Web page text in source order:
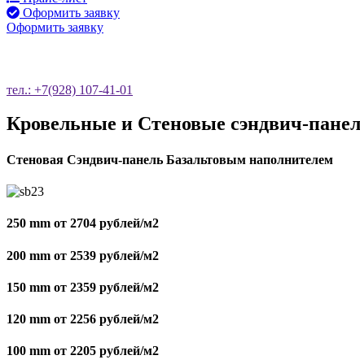
Оформить заявку
Оформить заявку
тел.: +7(928) 107-41-01
Кровельные и Стеновые сэндвич-
Стеновая Сэндвич-панель Базальтовым наполнителем
250 mm от 2704 рублей/м2
200 mm от 2539 рублей/м2
150 mm от 2359 рублей/м2
120 mm от 2256 рублей/м2
100 mm от 2205 рублей/м2